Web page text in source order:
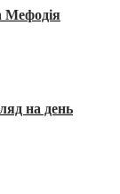
Мефодія
на день